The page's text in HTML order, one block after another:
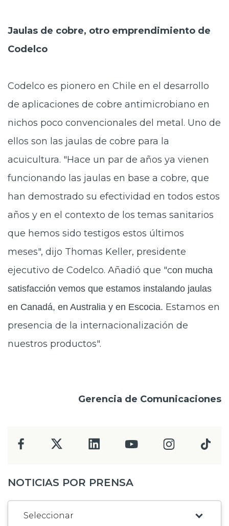
Jaulas de cobre, otro emprendimiento de
Codelco
Codelco es pionero en Chile en el desarrollo
de aplicaciones de cobre antimicrobiano en
nichos poco convencionales del metal. Uno de
ellos son las jaulas de cobre para la
acuicultura. "Hace un par de años ya vienen
funcionando las jaulas en base a cobre, que
han demostrado su efectividad en todos estos
años y en el contexto de los temas sanitarios
que hemos sido testigos estos últimos
meses", dijo Thomas Keller, presidente
ejecutivo de Codelco. Añadió que "con mucha
satisfacción vemos que estamos instalando jaulas
en Canadá, en Australia y en Escocia. Estamos en
presencia de la internacionalización de
nuestros productos".
Gerencia de Comunicaciones
NOTICIAS POR PRENSA